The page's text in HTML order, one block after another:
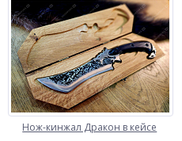
Нож-кинжал Дракон в кейсе